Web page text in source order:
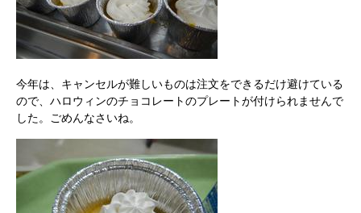
今年は、キャンセルが難しいものは注文をできるだけ避けている
ので、ハロウィンのチョコレートのプレートが付けられませんで
した。ごめんなさいね。